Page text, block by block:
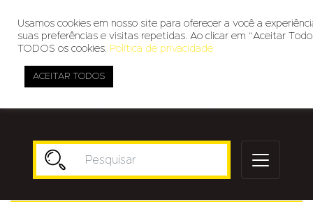
Usamos cookies em nosso site para oferecer a você a
suas preferências e visitas repetidas. Ao clicar em “Aceitar
TODOS os cookies. Política de privacidade
ACEITAR TODOS